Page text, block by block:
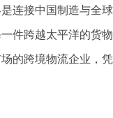
连接中国制造与
件跨越太平洋的货
的跨境物流企业